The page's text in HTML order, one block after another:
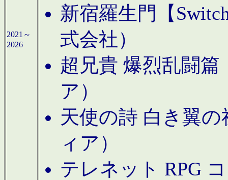
2021～
2026
新宿羅生門【
式会社）
超兄貴 爆烈乱闘篇
ア）
天使の詩 白き翼
ィア）
テレネット RPG